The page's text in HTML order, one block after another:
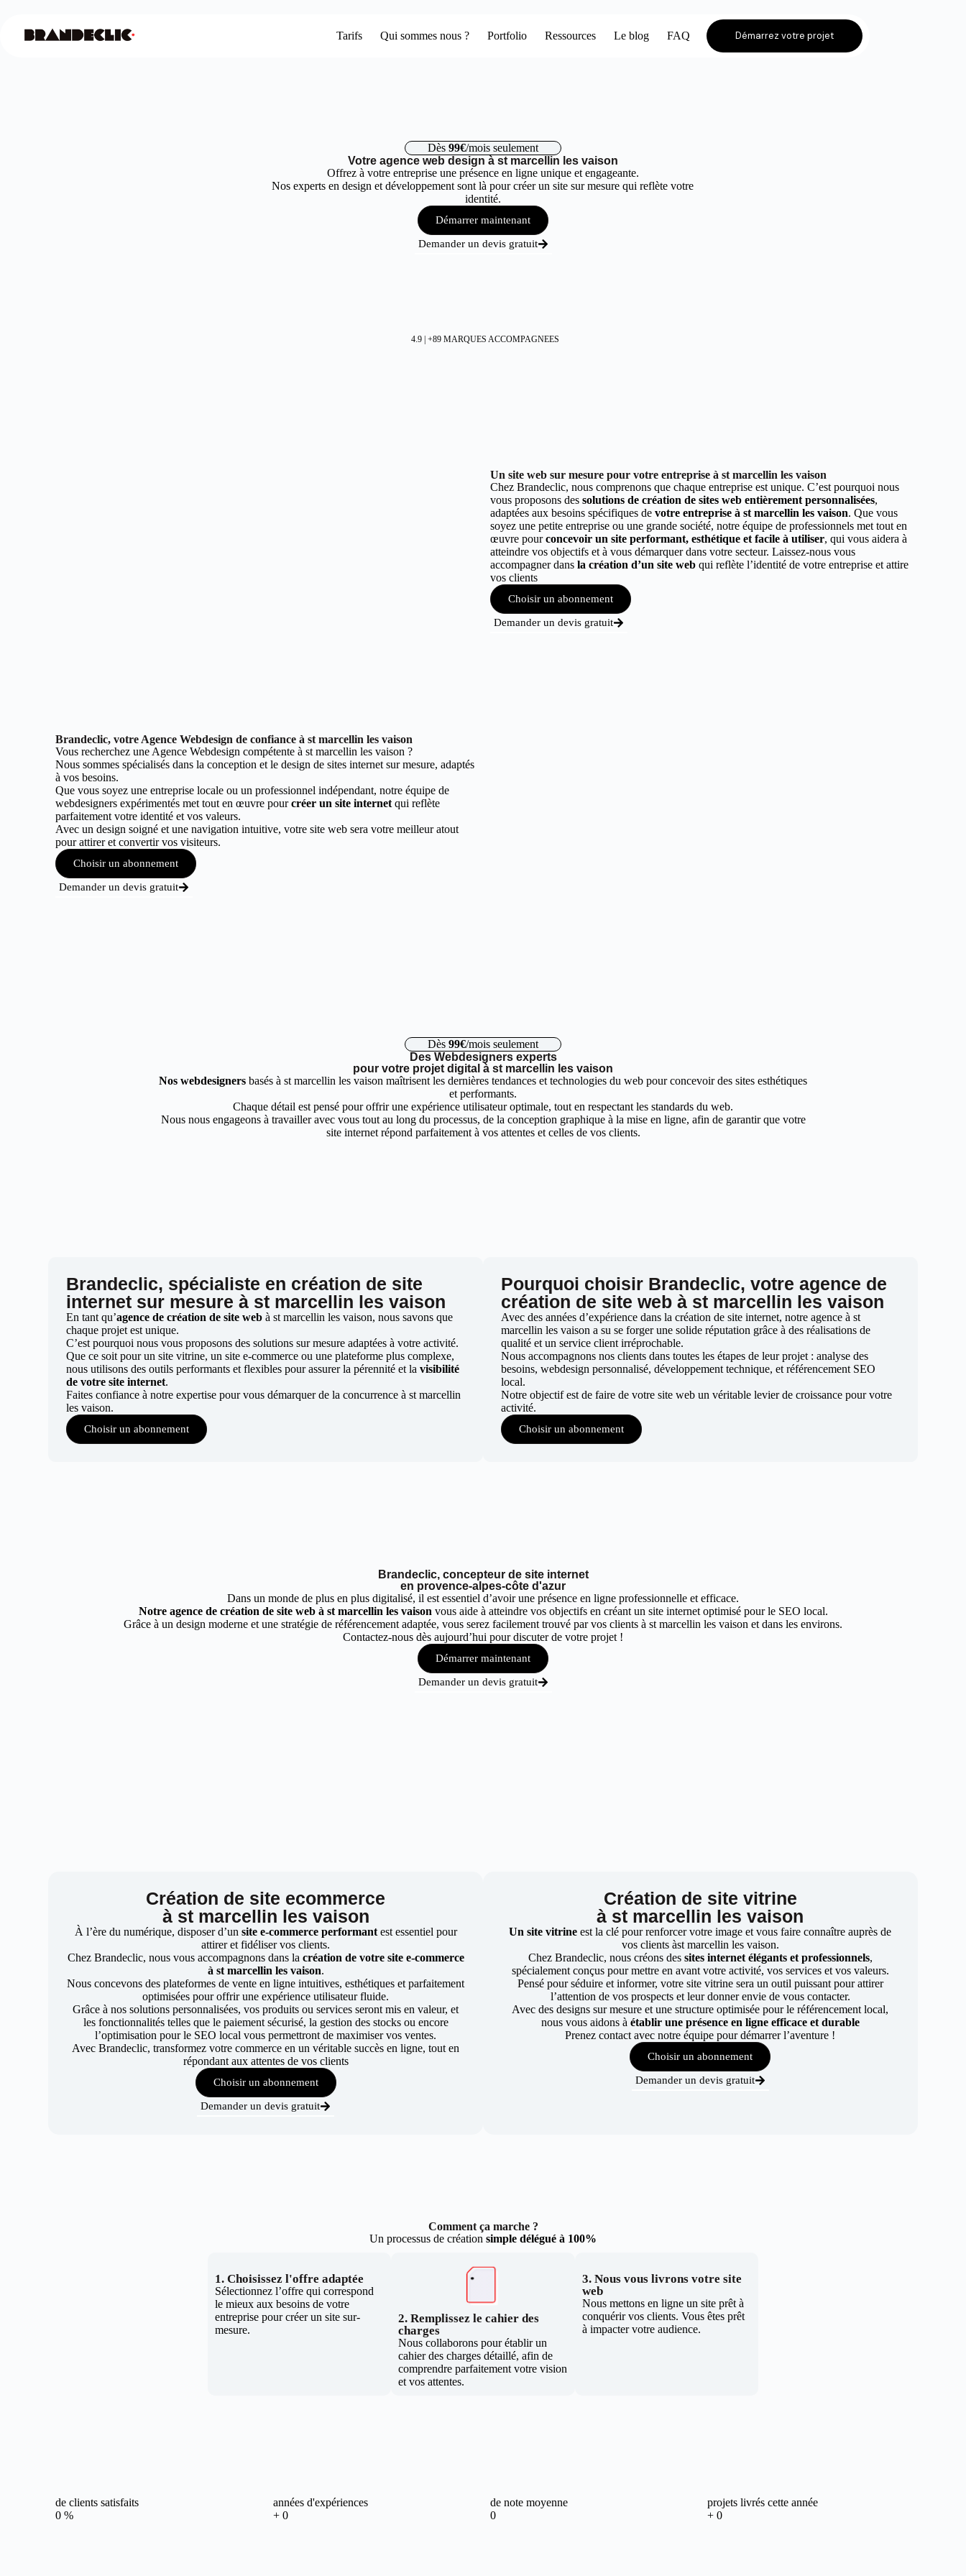
Tarifs Qui sommes nous ? Portfolio Ressources Le blog FAQ Démarrez votre projet
Dès 99€/mois seulement
Votre agence web design à st marcellin les vaison
Offrez à votre entreprise une présence en ligne unique et engageante.
Nos experts en design et développement sont là pour créer un site sur mesure qui reflète votre
identité.
Démarrer maintenant
Demander un devis gratuit
4.9 | +89 MARQUES ACCOMPAGNEES
Un site web sur mesure pour votre entreprise à st marcellin les vaison
Chez Brandeclic, nous comprenons que chaque entreprise est unique. C’est pourquoi nous
vous proposons des solutions de création de sites web entièrement personnalisées,
adaptées aux besoins spécifiques de votre entreprise à st marcellin les vaison. Que vous
soyez une petite entreprise ou une grande société, notre équipe de professionnels met tout en
œuvre pourconcevoir un site performant, esthétique et facile à utiliser, qui vous aidera à
atteindre vos objectifs et à vous démarquer dans votre secteur. Laissez-nous vous
accompagner dans la création d’un site web qui reflète l’identité de votre entreprise et attire
vos clients
Choisir un abonnement
Demander un devis gratuit
Brandeclic, votre Agence Webdesign de confiance à st marcellin les vaison
Vous recherchez une Agence Webdesign compétente à st marcellin les vaison ?
Nous sommes spécialisés dans la conception et le design de sites internet sur mesure, adaptés
à vos besoins.
Que vous soyez une entreprise locale ou un professionnel indépendant, notre équipe de
webdesigners expérimentés met tout en œuvre pourcréer un site internetqui reflète
parfaitement votre identité et vos valeurs.
Avec un design soigné et une navigation intuitive, votre site web sera votre meilleur atout
pour attirer et convertir vos visiteurs.
Choisir un abonnement
Demander un devis gratuit
Dès 99€/mois seulement
Des Webdesigners experts
pour votre projet digital à st marcellin les vaison
Nos webdesigners basés à st marcellin les vaison maîtrisent les dernières tendances et technologies du web pour concevoir des sites esthétiques
et performants.
Chaque détail est pensé pour offrir une expérience utilisateur optimale, tout en respectant les standards du web.
Nous nous engageons à travailler avec vous tout au long du processus, de la conception graphique à la mise en ligne, afin de garantir que votre
site internet répond parfaitement à vos attentes et celles de vos clients.
Brandeclic, spécialiste en création de site
internet sur mesure à st marcellin les vaison
En tant qu’agence de création de site web à st marcellin les vaison, nous savons que
chaque projet est unique.
C’est pourquoi nous vous proposons des solutions sur mesure adaptées à votre activité.
Que ce soit pour un site vitrine, un site e-commerce ou une plateforme plus complexe,
nous utilisons des outils performants et flexibles pour assurer la pérennité et lavisibilité
de votre site internet.
Faites confiance à notre expertise pour vous démarquer de la concurrence à st marcellin
les vaison.
Choisir un abonnement
Pourquoi choisir Brandeclic, votre agence de
création de site web à st marcellin les vaison
Avec des années d’expérience dans la création de site internet, notre agence à st
marcellin les vaison a su se forger une solide réputation grâce à des réalisations de
qualité et un service client irréprochable.
Nous accompagnons nos clients dans toutes les étapes de leur projet : analyse des
besoins, webdesign personnalisé, développement technique, et référencement SEO
local.
Notre objectif est de faire de votre site web un véritable levier de croissance pour votre
activité.
Choisir un abonnement
Brandeclic, concepteur de site internet
en provence-alpes-côte d'azur
Dans un monde de plus en plus digitalisé, il est essentiel d’avoir une présence en ligne professionnelle et efficace.
Notre agence de création de site web à st marcellin les vaison vous aide à atteindre vos objectifs en créant un site internet optimisé pour le SEO local.
Grâce à un design moderne et une stratégie de référencement adaptée, vous serez facilement trouvé par vos clients à st marcellin les vaison et dans les environs.
Contactez-nous dès aujourd’hui pour discuter de votre projet !
Démarrer maintenant
Demander un devis gratuit
Création de site ecommerce
à st marcellin les vaison
À l’ère du numérique, disposer d’un site e-commerce performant est essentiel pour
attirer et fidéliser vos clients.
Chez Brandeclic, nous vous accompagnons dans la création de votre site e-commerce
à st marcellin les vaison.
Nous concevons des plateformes de vente en ligne intuitives, esthétiques et parfaitement
optimisées pour offrir une expérience utilisateur fluide.
Grâce à nos solutions personnalisées, vos produits ou services seront mis en valeur, et
les fonctionnalités telles que le paiement sécurisé, la gestion des stocks ou encore
l’optimisation pour le SEO local vous permettront de maximiser vos ventes.
Avec Brandeclic, transformez votre commerce en un véritable succès en ligne, tout en
répondant aux attentes de vos clients
Choisir un abonnement
Demander un devis gratuit
Création de site vitrine
à st marcellin les vaison
Un site vitrine est la clé pour renforcer votre image et vous faire connaître auprès de
vos clients àst marcellin les vaison.
Chez Brandeclic, nous créons dessites internet élégants et professionnels,
spécialement conçus pour mettre en avant votre activité, vos services et vos valeurs.
Pensé pour séduire et informer, votre site vitrine sera un outil puissant pour attirer
l’attention de vos prospects et leur donner envie de vous contacter.
Avec des designs sur mesure et une structure optimisée pour le référencement local,
nous vous aidons à établir une présence en ligne efficace et durable
Prenez contact avec notre équipe pour démarrer l’aventure !
Choisir un abonnement
Demander un devis gratuit
Comment ça marche ?
Un processus de création simple délégué à 100%
1. Choisissez l'offre adaptée
Sélectionnez l’offre qui correspond
le mieux aux besoins de votre
entreprise pour créer un site sur-
mesure.
2. Remplissez le cahier des
charges
Nous collaborons pour établir un
cahier des charges détaillé, afin de
comprendre parfaitement votre vision
et vos attentes.
3. Nous vous livrons votre site
web
Nous mettons en ligne un site prêt à
conquérir vos clients. Vous êtes prêt
à impacter votre audience.
de clients satisfaits
0 %
années d'expériences
+ 0
de note moyenne
0
projets livrés cette année
+ 0